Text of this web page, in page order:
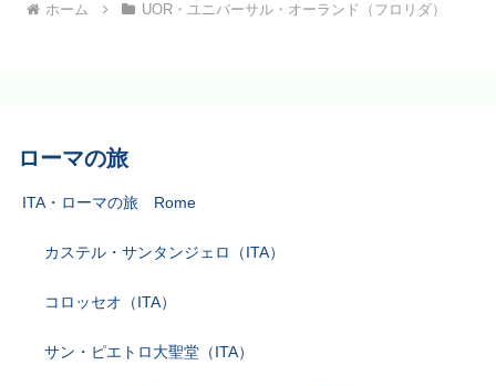
ホーム UOR・ユニバーサル・オーランド（フロリダ）
ローマの旅
ITA・ローマの旅 Rome
カステル・サンタンジェロ（ITA）
コロッセオ（ITA）
サン・ピエトロ大聖堂（ITA）